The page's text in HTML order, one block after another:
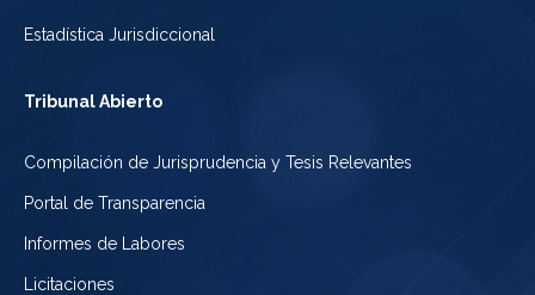
Estadística Jurisdiccional
Tribunal Abierto
Compilación de Jurisprudencia y Tesis Relevantes
Portal de Transparencia
Informes de Labores
Licitaciones